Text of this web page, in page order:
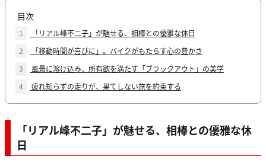
目次
1
「リアル峰不二子」が魅せる、相棒との優雅な休日
2
「移動時間が喜びに」。バイクがもたらす心の豊かさ
3
風景に溶け込み、所有欲を満たす「ブラックアウト」の美学
4
疲れ知らずの走りが、果てしない旅を約束する
「リアル峰不二子」が魅せる、相棒との優雅な休
日